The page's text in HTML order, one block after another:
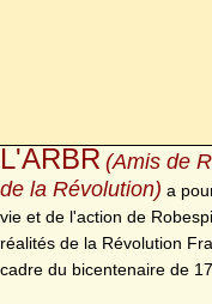
L'ARBR (Amis de
de la Révolution) a
vie et de l'action de
réalités de la Révolution
cadre du bicentenaire de